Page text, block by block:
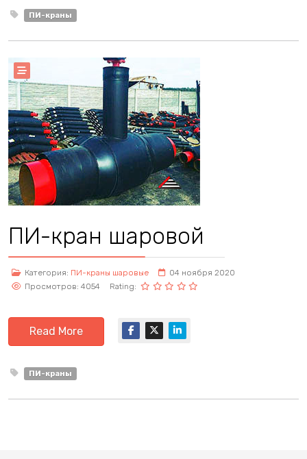
ПИ-краны
ПИ-кран шаровой
Категория: ПИ-краны шаровые
04 ноября 2020
Просмотров: 4054
Rating:
Read More
ПИ-краны